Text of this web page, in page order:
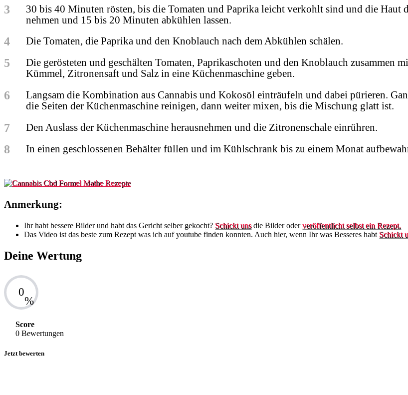
3
30 bis 40 Minuten rösten, bis die Tomaten und Paprika leicht verkohlt sind und die Haut
nehmen und 15 bis 20 Minuten abkühlen lassen.
4 Die Tomaten, die Paprika und den Knoblauch nach dem Abkühlen schälen.
5
Die gerösteten und geschälten Tomaten, Paprikaschoten und den Knoblauch zusammen
Kümmel, Zitronensaft und Salz in eine Küchenmaschine geben.
6
Langsam die Kombination aus Cannabis und Kokosöl einträufeln und dabei pürieren.
die Seiten der Küchenmaschine reinigen, dann weiter mixen, bis die Mischung glatt ist.
7 Den Auslass der Küchenmaschine herausnehmen und die Zitronenschale einrühren.
8 In einen geschlossenen Behälter füllen und im Kühlschrank bis zu einem Monat
Anmerkung:
Ihr habt bessere Bilder und habt das Gericht selber gekocht? Schickt unsdie Bilder oderveröffentlicht selbst ein Rezept.
Das Video ist das beste zum Rezept was ich auf youtube finden konnten. Auch hier, wenn Ihr was Besseres habt Schickt
Deine Wertung
0
%
Score
0 Bewertungen
Jetzt bewerten